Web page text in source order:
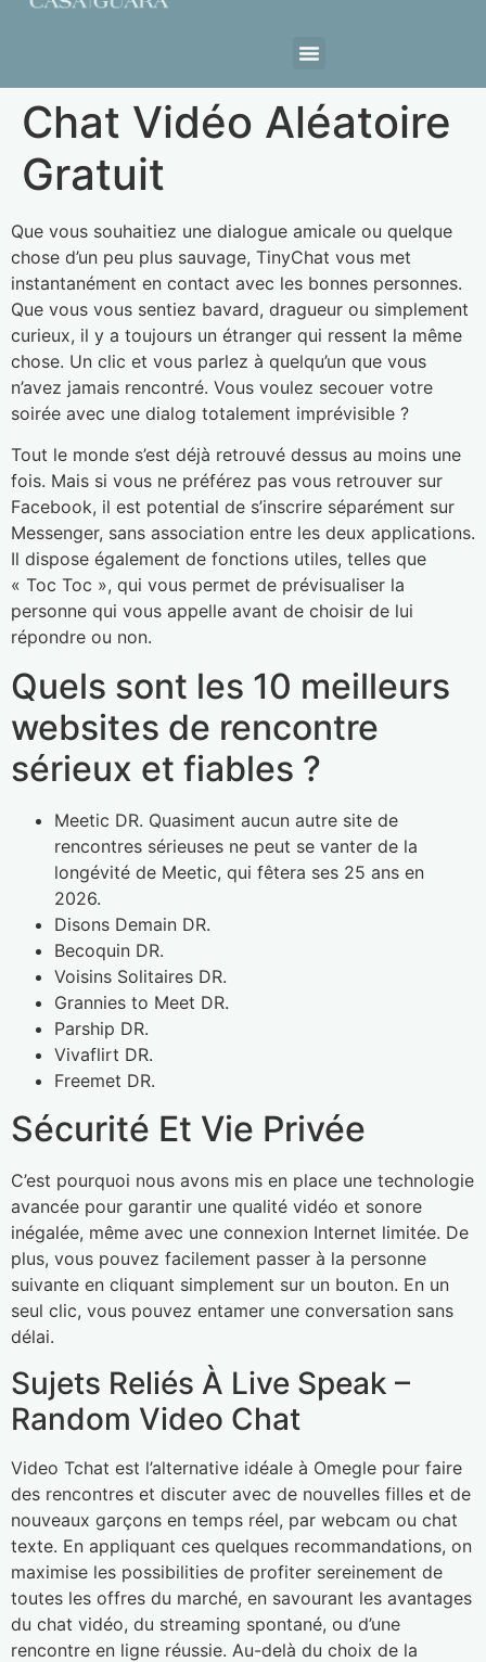
Chat Vidéo Aléatoire
Gratuit
Que vous souhaitiez une dialogue amicale ou quelque
chose d’un peu plus sauvage, TinyChat vous met
instantanément en contact avec les bonnes personnes.
Que vous vous sentiez bavard, dragueur ou simplement
curieux, il y a toujours un étranger qui ressent la même
chose. Un clic et vous parlez à quelqu’un que vous
n’avez jamais rencontré. Vous voulez secouer votre
soirée avec une dialog totalement imprévisible ?
Tout le monde s’est déjà retrouvé dessus au moins une
fois. Mais si vous ne préférez pas vous retrouver sur
Facebook, il est potential de s’inscrire séparément sur
Messenger, sans association entre les deux applications.
Il dispose également de fonctions utiles, telles que
« Toc Toc », qui vous permet de prévisualiser la
personne qui vous appelle avant de choisir de lui
répondre ou non.
Quels sont les 10 meilleurs
websites de rencontre
sérieux et fiables ?
Meetic DR. Quasiment aucun autre site de
rencontres sérieuses ne peut se vanter de la
longévité de Meetic, qui fêtera ses 25 ans en
2026.
Disons Demain DR.
Becoquin DR.
Voisins Solitaires DR.
Grannies to Meet DR.
Parship DR.
Vivaflirt DR.
Freemet DR.
Sécurité Et Vie Privée
C’est pourquoi nous avons mis en place une technologie
avancée pour garantir une qualité vidéo et sonore
inégalée, même avec une connexion Internet limitée. De
plus, vous pouvez facilement passer à la personne
suivante en cliquant simplement sur un bouton. En un
seul clic, vous pouvez entamer une conversation sans
délai.
Sujets Reliés À Live Speak –
Random Video Chat
Video Tchat est l’alternative idéale à Omegle pour faire
des rencontres et discuter avec de nouvelles filles et de
nouveaux garçons en temps réel, par webcam ou chat
texte. En appliquant ces quelques recommandations, on
maximise les possibilities de profiter sereinement de
toutes les offres du marché, en savourant les avantages
du chat vidéo, du streaming spontané, ou d’une
rencontre en ligne réussie. Au-delà du choix de la